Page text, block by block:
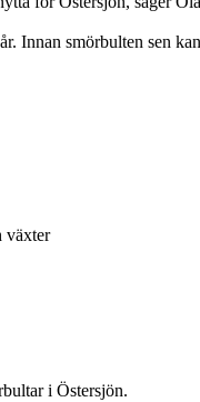
Innan smörbulten sen
växter
i Östersjön.